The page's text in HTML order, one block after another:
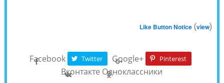
Like Button Notice (view)
Facebook Twitter Google+ Pinterest
Вконтакте Одноклассники